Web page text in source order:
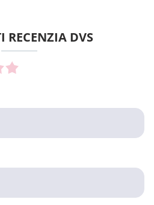
RECENZIA DVS